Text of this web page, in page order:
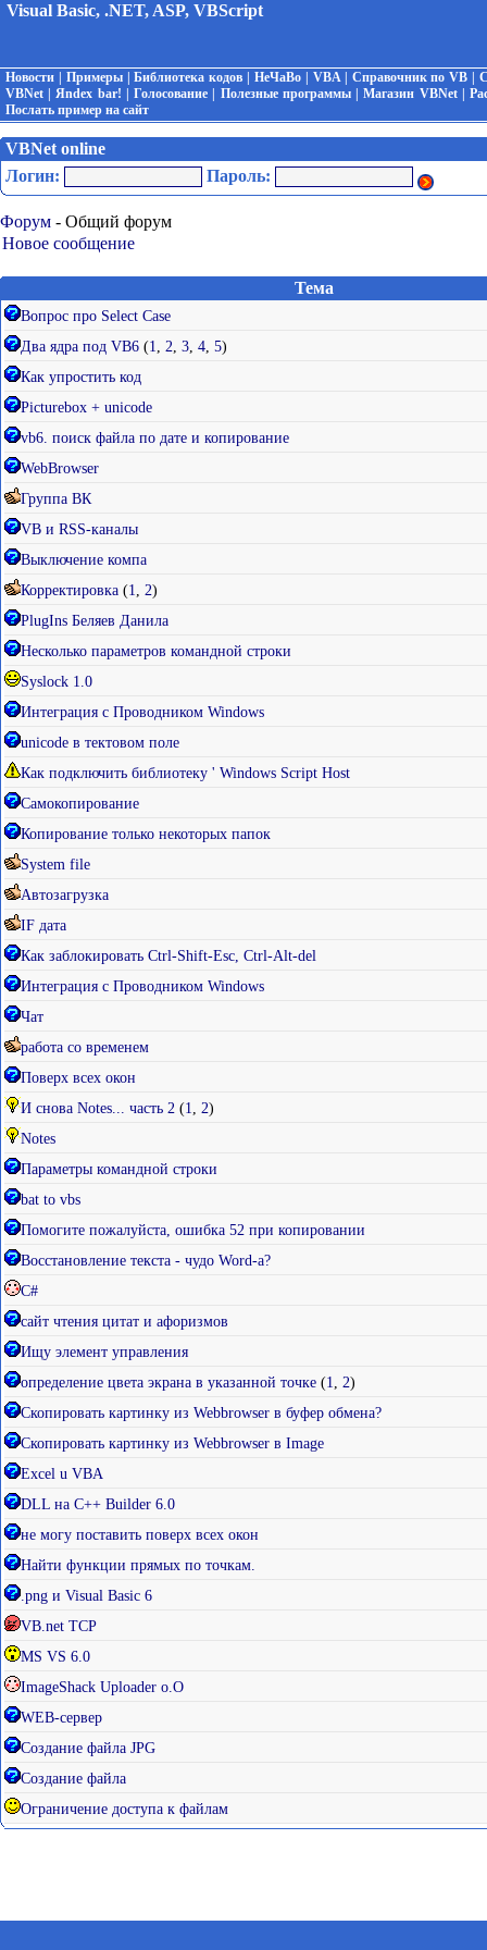
Visual Basic, .NET, ASP, VBScript
Новости Примеры|Библиотека кодов |НеЧаВо VBA| Справочник по VB |
VBNet |Яndex bar! |Голосование Полезные программы|Магазин VBNet|
Послать пример на сайт
VBNet online
Логин:
Пароль:
Форум - Общий форум
Новое сообщение
Тема
Вопрос про Select Case
Два ядра под VB6 (1, 2, 3, 4, 5)
Как упростить код
Picturebox + unicode
vb6. поиск файла по дате и копирование
WebBrowser
Группа ВК
VB и RSS-каналы
Выключение компа
Корректировка (1, 2)
PlugIns Беляев Данила
Несколько параметров командной строки
Syslock 1.0
Интеграция с Проводником Windows
unicode в тектовом поле
Как подключить библиотеку ' Windows Script Host
Самокопирование
Копирование только некоторых папок
System file
Автозагрузка
IF дата
Как заблокировать Ctrl-Shift-Esc, Ctrl-Alt-del
Интеграция с Проводником Windows
Чат
работа со временем
Поверх всех окон
И снова Notes... часть 2 (1, 2)
Notes
Параметры командной строки
bat to vbs
Помогите пожалуйста, ошибка 52 при копировании
Восстановление текста - чудо Word-а?
C#
сайт чтения цитат и афоризмов
Ищу элемент управления
определение цвета экрана в указанной точке (1, 2)
Скопировать картинку из Webbrowser в буфер обмена?
Скопировать картинку из Webbrowser в Image
Excel u VBA
DLL на C++ Builder 6.0
не могу поставить поверх всех окон
Найти функции прямых по точкам.
.png и Visual Basic 6
VB.net TCP
MS VS 6.0
ImageShack Uploader o.O
WEB-сервер
Создание файла JPG
Создание файла
Ограничение доступа к файлам